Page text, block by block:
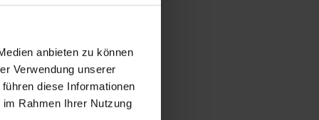
anbieten zu können
Verwendung unserer
diese Informationen
Rahmen Ihrer Nutzung